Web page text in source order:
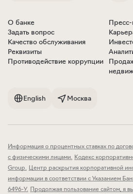
О банке
Задать вопрос
Качество обслуживания
Реквизиты
Противодействие коррупции
English Москва
Информация о процентных ставках по
с физическими лицами. Кодекс
Group. Центр раскрытия корпоративной
информации в соответствии с Указанием
6496-У. Продолжая пользование сайтом, я